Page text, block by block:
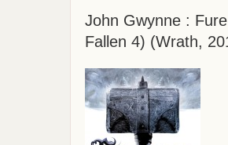
John Gwynne :
Fallen 4) (Wrath,